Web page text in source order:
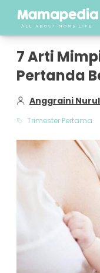
7 Arti
Pertanda
Anggraini Nurul
Trimester Pertama